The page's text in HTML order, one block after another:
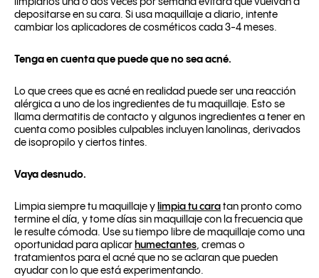
limpiarlos una o dos veces por semana evitará que vuelvan a
depositarse en su cara. Si usa maquillaje a diario, intente
cambiar los aplicadores de cosméticos cada 3-4 meses.
Tenga en cuenta que puede que no sea acné.
Lo que crees que es acné en realidad puede ser una reacción
alérgica a uno de los ingredientes de tu maquillaje. Esto se
llama dermatitis de contacto y algunos ingredientes a tener en
cuenta como posibles culpables incluyen lanolinas, derivados
de isopropilo y ciertos tintes.
Vaya desnudo.
Limpia siempre tu maquillaje y limpia tu cara tan pronto como
termine el día, y tome días sin maquillaje con la frecuencia que
le resulte cómoda. Use su tiempo libre de maquillaje como una
oportunidad para aplicar humectantes, cremas o
tratamientos para el acné que no se aclaran que pueden
ayudar con lo que está experimentando.